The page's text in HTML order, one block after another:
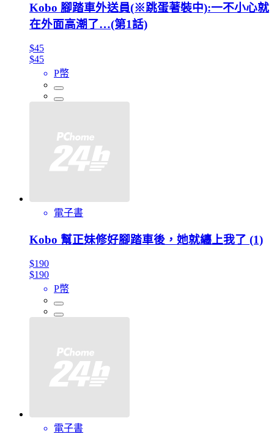
Kobo 腳踏車外送員(※跳蛋著裝中):一不小心就
在外面高潮了…(第1話)
$45
$45
P幣
電子書
Kobo 幫正妹修好腳踏車後，她就纏上我了 (1)
$190
$190
P幣
電子書